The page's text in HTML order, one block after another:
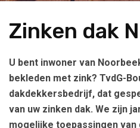
Zinken dak
U bent inwoner van
bekleden met zink? TvdG-
dakdekkersbedrijf, dat
van uw zinken dak. We zijn
mogelijke toepassingen van